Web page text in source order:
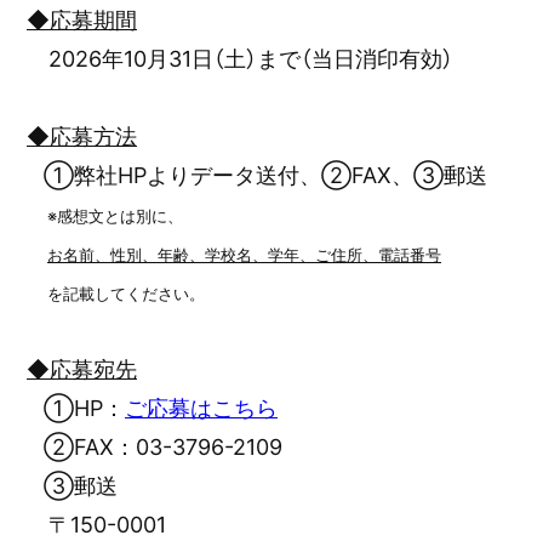
◆応募期間
2026年10月31日（土）まで（当日消印有効）
◆応募方法
①弊社HPよりデータ送付、②FAX、③郵送
※感想文とは別に、
お名前、性別、年齢、学校名、学年、ご住所、電話番号
を記載してください。
◆応募宛先
①HP： ご応募はこちら
②FAX：03-3796-2109
③郵送
〒150-0001